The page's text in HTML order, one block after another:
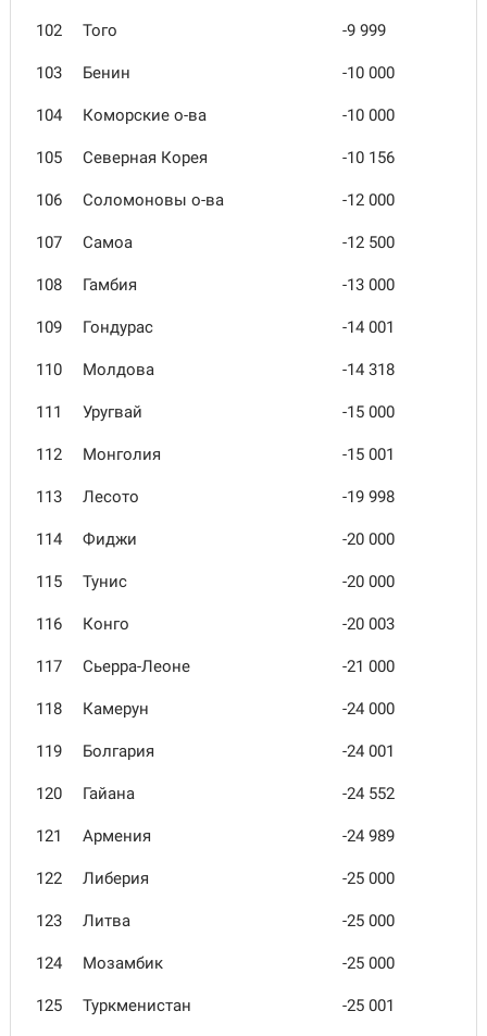
102 Того -9 999
103 Бенин -10 000
104 Коморские о-ва -10 000
105 Северная Корея -10 156
106 Соломоновы о-ва -12 000
107 Самоа -12 500
108 Гамбия -13 000
109 Гондурас -14 001
110 Молдова -14 318
111 Уругвай -15 000
112 Монголия -15 001
113 Лесото -19 998
114 Фиджи -20 000
115 Тунис -20 000
116 Конго -20 003
117 Сьерра-Леоне -21 000
118 Камерун -24 000
119 Болгария -24 001
120 Гайана -24 552
121 Армения -24 989
122 Либерия -25 000
123 Литва -25 000
124 Мозамбик -25 000
125 Туркменистан -25 001